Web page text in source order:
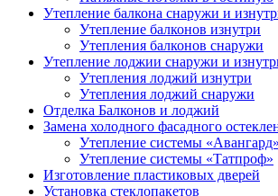
Утепление балкона снаружи и
Утепление балконов изнутри
Утепления балконов снаружи
Утепление лоджии снаружи и
Утепления лоджий изнутри
Утепления лоджий снаружи
Отделка Балконов и лоджий
Замена холодного фасадного
Утепление системы «Авангард»
Утепление системы «Татпроф»
Изготовление пластиковых дверей
Установка стеклопакетов